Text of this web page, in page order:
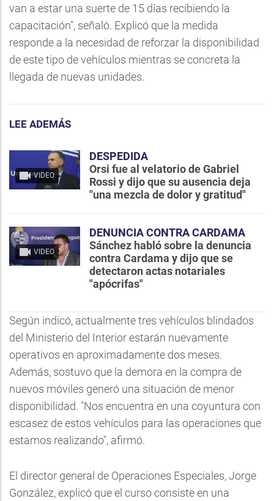
van a estar una suerte de 15 días recibiendo la
capacitación", señaló. Explicó que la medida
responde a la necesidad de reforzar la disponibilidad
de este tipo de vehículos mientras se concreta la
llegada de nuevas unidades.
LEE ADEMÁS
VIDEO
DESPEDIDA
Orsi fue al velatorio de Gabriel
Rossi y dijo que su ausencia deja
"una mezcla de dolor y gratitud"
VIDEO
DENUNCIA CONTRA CARDAMA
Sánchez habló sobre la denuncia
contra Cardama y dijo que se
detectaron actas notariales
"apócrifas"
Según indicó, actualmente tres vehículos blindados
del Ministerio del Interior estarán nuevamente
operativos en aproximadamente dos meses.
Además, sostuvo que la demora en la compra de
nuevos móviles generó una situación de menor
disponibilidad. "Nos encuentra en una coyuntura con
escasez de estos vehículos para las operaciones que
estamos realizando", afirmó.
El director general de Operaciones Especiales, Jorge
González, explicó que el curso consiste en una